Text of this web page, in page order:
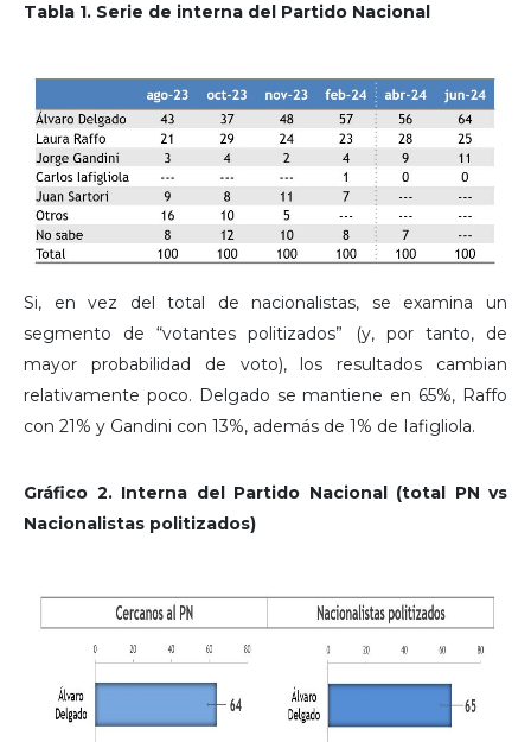
Tabla 1. Serie de interna del Partido Nacional
Si, en vez del total de nacionalistas, se examina un
segmento de “votantes politizados” (y, por tanto, de
mayor probabilidad de voto), los resultados cambian
relativamente poco. Delgado se mantiene en 65%, Raffo
con 21% y Gandini con 13%, además de 1% de Iafigliola.
Gráfico 2. Interna del Partido Nacional (total PN vs
Nacionalistas politizados)